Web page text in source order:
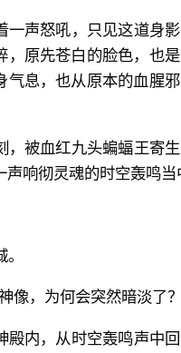
一声怒吼，只见这道身
，原先苍白的脸色，也
气息，也从原本的血腥
，被血红九头蝙蝠王寄
声响彻灵魂的时空轰鸣当
像，为何会突然暗淡了
殿内，从时空轰鸣声中